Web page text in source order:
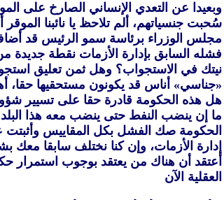
وبعيدا عن التعدي الإنساني الصارخ على
سُحبت جنسياتهم، ألم تلاحظ يا نائبنا الموقر
مجلس الوزراء برئاسة سمو الرئيس قد
فشله السابق بإدارة الأزمات نقطة جديدة
نيتك في الاستجواب؟ وهل ثمن تعليق
«جناسي» أناس قد يكونون مستحقيها حقا،
هل هذه الحكومة قادرة حقا على تسيير
ما إن ينضب النفط حتى ينضب معه هذا
الحكومة صك الفشل بكل المقاييس وأثبتت
إدارة الأزمات، وإن كنا نختلف سابقا معك
أعتقد أن هناك من يعتقد بوجوب استمرار
العقلية الآن